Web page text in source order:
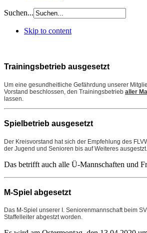
Suchen...
Skip to content
Trainingsbetrieb ausgesetzt
Um eine gesundheitliche Gefährdung unserer
Vorstand beschlossen, den Trainingsbetrieb aller
lassen.
Spielbetrieb ausgesetzt
Der Kreisvorstand hat sich der Empfehlung des
der Jugend und Senioren bis auf Weiteres ausgestzt.
Das betrifft auch alle Ü-Mannschaften und
M-Spiel abgesetzt
Das M-Spiel unserer I. Seniorenmannschaft beim
Staffelleiter abgestzt worden.